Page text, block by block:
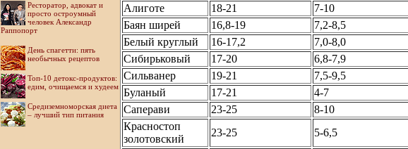
Ресторатор, адвокат и
просто остроумный
человек Александр
Раппопорт
День спагетти: пять
необычных рецептов
Топ-10 детокс-продуктов:
едим, очищаемся и худеем
Средиземноморская диета
– лучший тип питания
Алиготе
18-21 7-10
Баян ширей
16,8-19 7,2-8,5
Белый круглый
16-17,2 7,0-8,0
Сибирьковый
17-20 6,8-7,9
Сильванер
19-21 7,5-9,5
Буланый
17-21 4-7
Саперави
23-25 8-10
Красностоп
золотовский
23-25 5-6,5